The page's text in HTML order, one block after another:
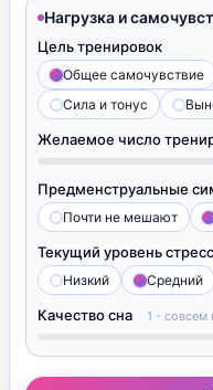
Нагрузка и
Цель тренировок
Общее самочувствие
Сила и тонус
Желаемое число
Предменструальные
Почти не мешают
Текущий уровень
Низкий Средний
Качество сна 1 - совсем